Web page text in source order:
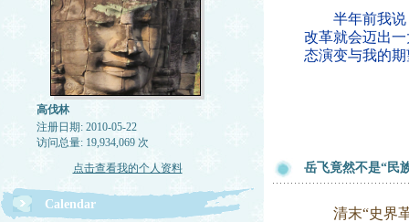
高伐林
注册日期: 2010-05-22
访问总量: 19,934,069 次
点击查看我的个人资料
Calendar
半年前我说：
改革就会迈出
态演变与我的
岳飞竟然不是“民
清末“史界革